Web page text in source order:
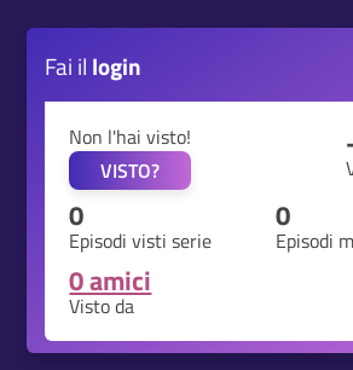
Fai il login
Non l'hai visto!
VISTO?
0
Episodi visti serie
0
Episodi
0 amici
Visto da